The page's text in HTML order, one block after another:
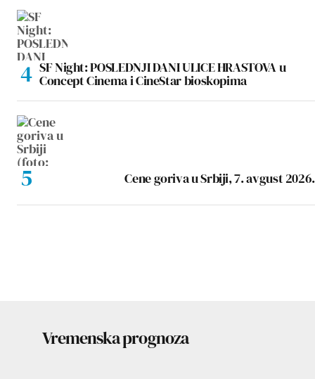
SF Night: POSLEDNJI DANI ULICE HRASTOVA u
Concept Cinema i CineStar bioskopima
Cene goriva u Srbiji, 7. avgust 2026.
Vremenska prognoza